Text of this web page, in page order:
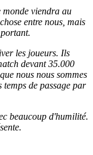
monde viendra au
entre nous, mais
les joueurs. Ils
devant 35.000
nous nous sommes
temps de passage par
beaucoup d'humilité.